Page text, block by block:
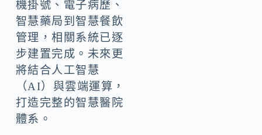
機掛號、電子病歷、
智慧藥局到智慧餐飲
管理，相關系統已逐
步建置完成。未來更
將結合人工智慧
（AI）與雲端運算，
打造完整的智慧醫院
體系。